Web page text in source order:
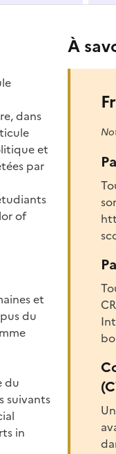
dans
et
par
of
et
du
du
suivants
in
À